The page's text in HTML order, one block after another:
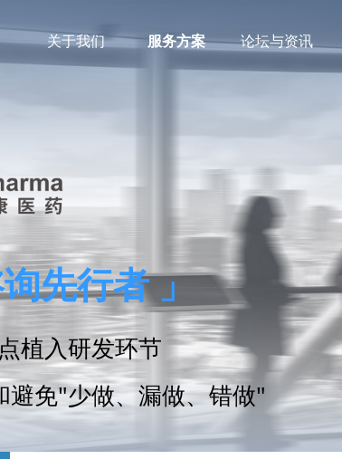
关于我们 服务方案 论坛与资讯
先行者 」
植入研发环节
避免"少做、漏做、错做"